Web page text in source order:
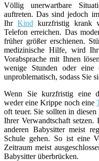
Völlig unerwartbare
auftreten. Das sind jedoch
IhrKind kurzfristig krank
Telefon erreichen. Das
früher größer erschienen.
medizinische Hilfe, wird
Vorabsprache mit Ihnen
wenige Stunden oder eine
unproblematisch, sodass Sie
Wenn Sie kurzfristig eine
weder eine Krippe noch eine
oft teuer. Sie sollten in
Ihrer Verwandtschaft
anderen Babysitter meist
Schule gehen. So ist eine
Zeitraum meist
Babysitter überbrücken.